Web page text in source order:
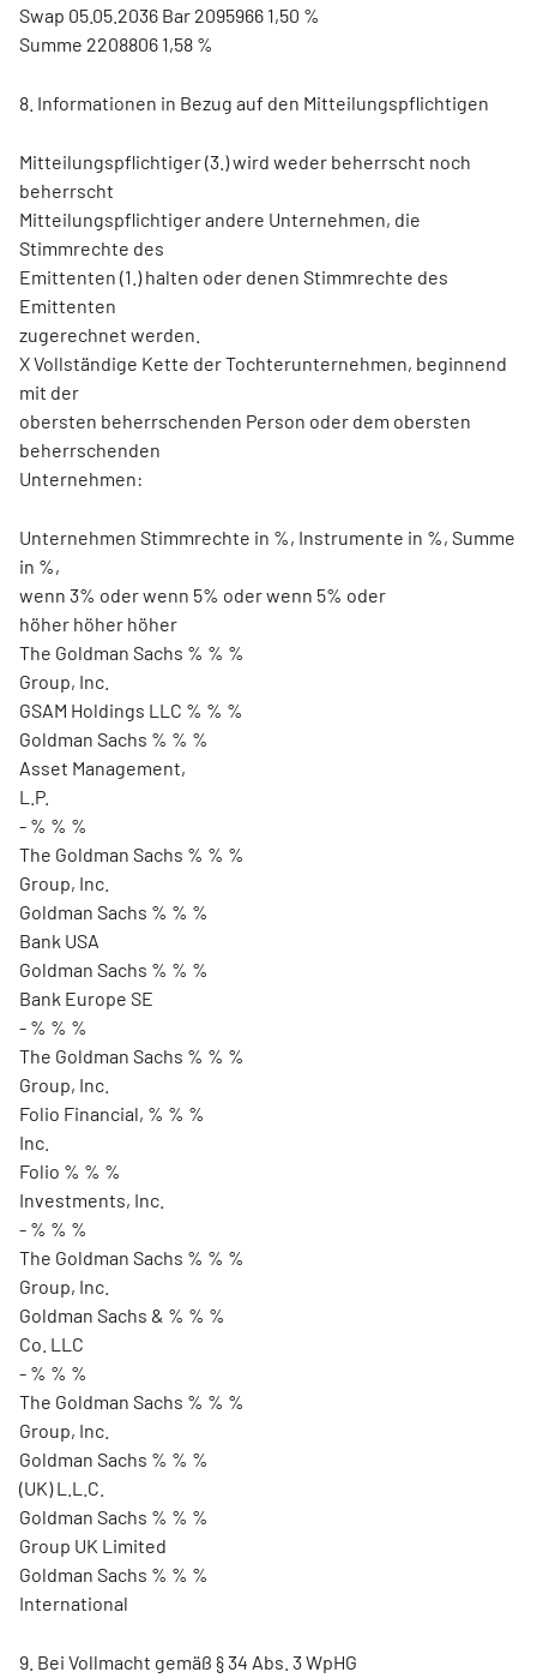
Swap 05.05.2036 Bar 2095966 1,50 %
Summe 2208806 1,58 %
8. Informationen in Bezug auf den Mitteilungspflichtigen
Mitteilungspflichtiger (3.) wird weder beherrscht noch
beherrscht
Mitteilungspflichtiger andere Unternehmen, die
Stimmrechte des
Emittenten (1.) halten oder denen Stimmrechte des
Emittenten
zugerechnet werden.
X Vollständige Kette der Tochterunternehmen, beginnend
mit der
obersten beherrschenden Person oder dem obersten
beherrschenden
Unternehmen:
Unternehmen Stimmrechte in %, Instrumente in %, Summe
in %,
wenn 3% oder wenn 5% oder wenn 5% oder
höher höher höher
The Goldman Sachs % % %
Group, Inc.
GSAM Holdings LLC % % %
Goldman Sachs % % %
Asset Management,
L.P.
- % % %
The Goldman Sachs % % %
Group, Inc.
Goldman Sachs % % %
Bank USA
Goldman Sachs % % %
Bank Europe SE
- % % %
The Goldman Sachs % % %
Group, Inc.
Folio Financial, % % %
Inc.
Folio % % %
Investments, Inc.
- % % %
The Goldman Sachs % % %
Group, Inc.
Goldman Sachs & % % %
Co. LLC
- % % %
The Goldman Sachs % % %
Group, Inc.
Goldman Sachs % % %
(UK) L.L.C.
Goldman Sachs % % %
Group UK Limited
Goldman Sachs % % %
International
9. Bei Vollmacht gemäß § 34 Abs. 3 WpHG